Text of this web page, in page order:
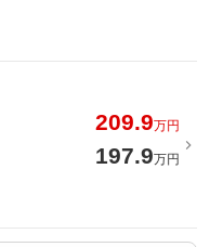
209.9万円
197.9万円